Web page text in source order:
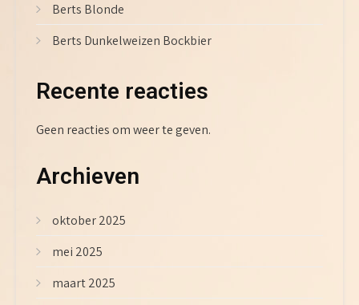
Berts Blonde
Berts Dunkelweizen Bockbier
Recente reacties
Geen reacties om weer te geven.
Archieven
oktober 2025
mei 2025
maart 2025